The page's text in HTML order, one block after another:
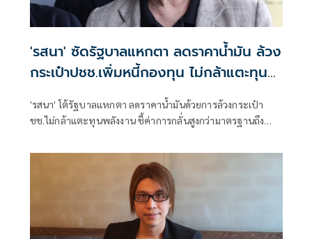
'รสนา' ซัดรัฐบาลแหกตา ลดราคาน้ำมัน ล้วง
กระเป๋าปชช.เพิ่มหนี้กองทุน ไม่กล้าแตะทุน
'รสนา' โต้รัฐบาลแหกตา ลดราคาน้ำมันด้วยการล้วงกระเป๋า
ชช.ไม่กล้าแตะทุนพลังงาน ชี้ค่าการกลั่นสูงกว่ามาตรฐานถึง
ลิตร เป็นการแล่เนื้อเถือหนัง ด้วยการเพิ่มหนี้ปชช.ในกองทุน